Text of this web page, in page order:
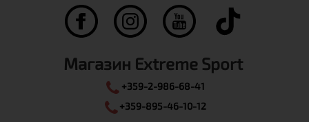
Магазин Extreme Sport
+359-2-986-68-41
+359-895-46-10-12